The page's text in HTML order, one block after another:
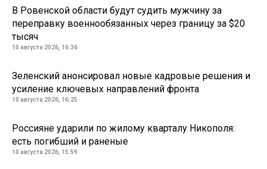
В Ровенской области будут судить мужчину за
переправку военнообязанных через границу за $20
тысяч
10 августа 2026, 16:36
Зеленский анонсировал новые кадровые решения и
усиление ключевых направлений фронта
10 августа 2026, 16:25
Россияне ударили по жилому кварталу Никополя:
есть погибший и раненые
10 августа 2026, 15:59